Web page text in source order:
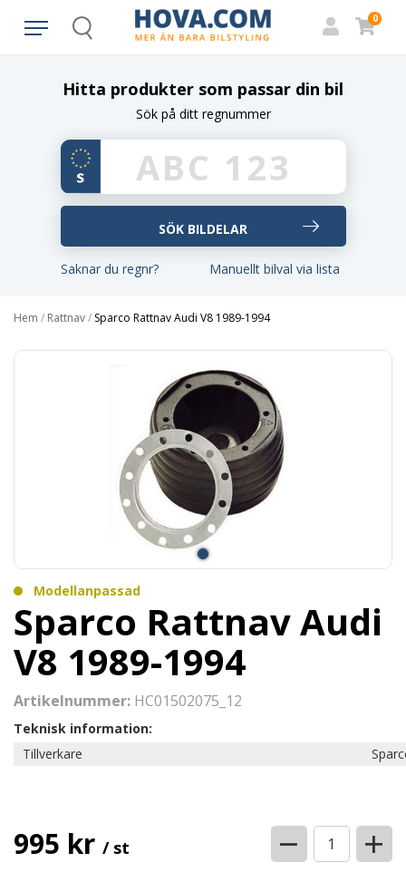
Search
0
Hitta produkter som passar din bil
Sök på ditt regnummer
Saknar du regnr? Manuellt bilval via lista
Hem / Rattnav/ Sparco Rattnav Audi V8 1989-1994
Modellanpassad
Sparco Rattnav Audi
V8 1989-1994
Artikelnummer: HC01502075_12
Teknisk information:
Tillverkare
995 kr / st − +